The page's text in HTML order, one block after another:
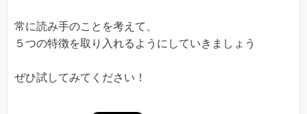
常に読み手のことを考えて、
５つの特徴を取り入れるようにしていきましょう
ぜひ試してみてください！